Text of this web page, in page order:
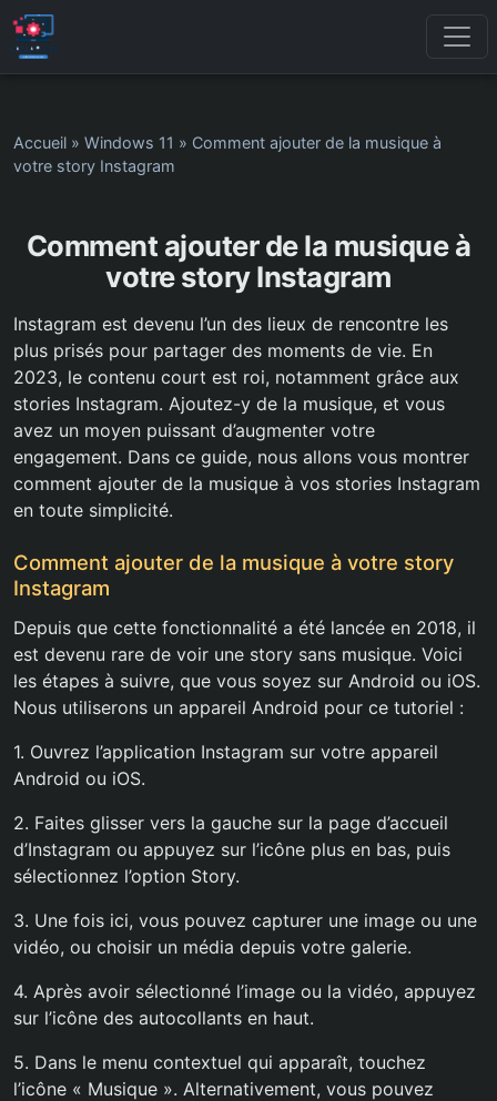
Accueil » Windows 11 » Comment ajouter de la musique à
votre story Instagram
Comment ajouter de la musique à
votre story Instagram
Instagram est devenu l’un des lieux de rencontre les
plus prisés pour partager des moments de vie. En
2023, le contenu court est roi, notamment grâce aux
stories Instagram. Ajoutez-y de la musique, et vous
avez un moyen puissant d’augmenter votre
engagement. Dans ce guide, nous allons vous montrer
comment ajouter de la musique à vos stories Instagram
en toute simplicité.
Comment ajouter de la musique à votre story
Instagram
Depuis que cette fonctionnalité a été lancée en 2018, il
est devenu rare de voir une story sans musique. Voici
les étapes à suivre, que vous soyez sur Android ou iOS.
Nous utiliserons un appareil Android pour ce tutoriel :
1. Ouvrez l’application Instagram sur votre appareil
Android ou iOS.
2. Faites glisser vers la gauche sur la page d’accueil
d’Instagram ou appuyez sur l’icône plus en bas, puis
sélectionnez l’option Story.
3. Une fois ici, vous pouvez capturer une image ou une
vidéo, ou choisir un média depuis votre galerie.
4. Après avoir sélectionné l’image ou la vidéo, appuyez
sur l’icône des autocollants en haut.
5. Dans le menu contextuel qui apparaît, touchez
l’icône « Musique ». Alternativement, vous pouvez